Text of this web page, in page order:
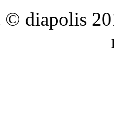
diapolis